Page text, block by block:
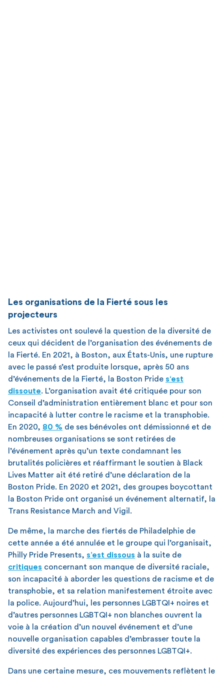
Les organisations de la Fierté sous les
projecteurs
Les activistes ont soulevé la question de la diversité de
ceux qui décident de l’organisation des événements de
la Fierté. En 2021, à Boston, aux États-Unis, une rupture
avec le passé s’est produite lorsque, après 50 ans
d’événements de la Fierté, la Boston Pride s‘est
dissoute. L’organisation avait été critiquée pour son
Conseil d’administration entièrement blanc et pour son
incapacité à lutter contre le racisme et la transphobie.
En 2020, 80 % de ses bénévoles ont démissionné et de
nombreuses organisations se sont retirées de
l’événement après qu’un texte condamnant les
brutalités policières et réaffirmant le soutien à Black
Lives Matter ait été retiré d’une déclaration de la
Boston Pride. En 2020 et 2021, des groupes boycottant
la Boston Pride ont organisé un événement alternatif, la
Trans Resistance March and Vigil.
De même, la marche des fiertés de Philadelphie de
cette année a été annulée et le groupe qui l’organisait,
Philly Pride Presents, s’est dissous à la suite de
critiques concernant son manque de diversité raciale,
son incapacité à aborder les questions de racisme et de
transphobie, et sa relation manifestement étroite avec
la police. Aujourd’hui, les personnes LGBTQI+ noires et
d’autres personnes LGBTQI+ non blanches ouvrent la
voie à la création d’un nouvel événement et d’une
nouvelle organisation capables d’embrasser toute la
diversité des expériences des personnes LGBTQI+.
Dans une certaine mesure, ces mouvements reflètent le